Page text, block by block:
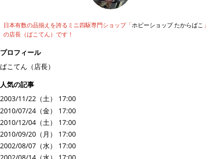
日本有数の品揃えを誇るミニ四駆専門ショップ「 ホビーショップ たからばこ 」
の店長（ばこてん）です！
プロフィール
ばこてん（店長）
人気の記事
2003/11/22（土） 17:00
2010/07/24（金） 17:00
2010/12/04（土） 17:00
2010/09/20（月） 17:00
2002/08/07（水） 17:00